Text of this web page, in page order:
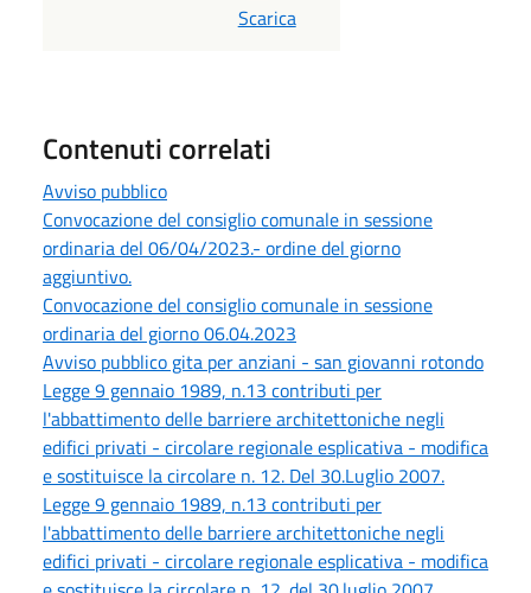
PDF
Scarica
Contenuti correlati
Avviso pubblico
Convocazione del consiglio comunale in sessione
ordinaria del 06/04/2023.- ordine del giorno
aggiuntivo.
Convocazione del consiglio comunale in sessione
ordinaria del giorno 06.04.2023
Avviso pubblico gita per anziani - san giovanni rotondo
Legge 9 gennaio 1989, n.13 contributi per
l'abbattimento delle barriere architettoniche negli
edifici privati - circolare regionale esplicativa - modifica
e sostituisce la circolare n. 12. Del 30.Luglio 2007.
Legge 9 gennaio 1989, n.13 contributi per
l'abbattimento delle barriere architettoniche negli
edifici privati - circolare regionale esplicativa - modifica